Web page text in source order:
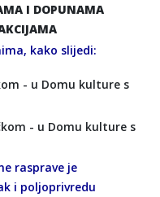
I DOPUNAMA
kako slijedi:
- u Domu kulture s
- u Domu kulture s
rasprave je
i poljoprivredu